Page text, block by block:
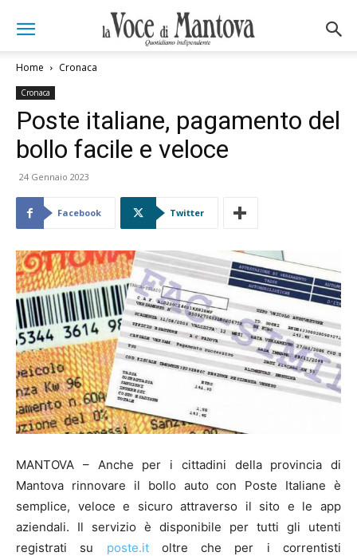
Home Cronaca
Cronaca
Poste italiane, pagamento del
bollo facile e veloce
24 Gennaio 2023
Facebook Twitter
MANTOVA – Anche per i cittadini della provincia di
Mantova rinnovare il bollo auto con Poste Italiane è
semplice, veloce e sicuro attraverso il sito e le app
aziendali. Il servizio è disponibile per tutti gli utenti
registrati su poste.itoltre che per i correntisti